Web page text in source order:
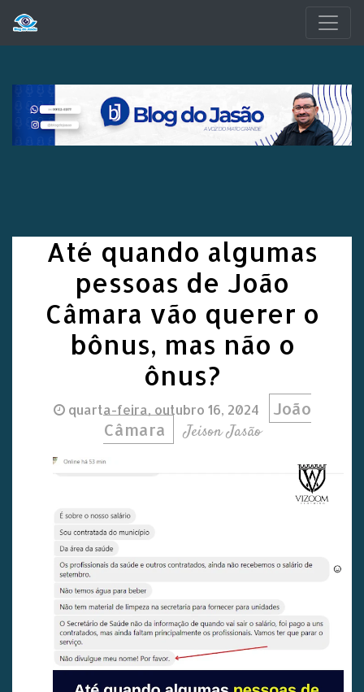
Até quando algumas
pessoas de João
Câmara vão querer o
bônus, mas não o
ônus?
quarta-feira, outubro 16, 2024
João
Câmara
Jeison Jasão